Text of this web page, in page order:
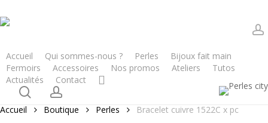
to
content
Accueil Qui sommes-nous ? Perles
Bijoux fait main
Fermoirs
Accessoires Nos promos Ateliers
Tutos
Actualités
Contact
searchaccount
Cart
Close
Accueil
Boutique Perles Bracelet cuivre 1522C x pc